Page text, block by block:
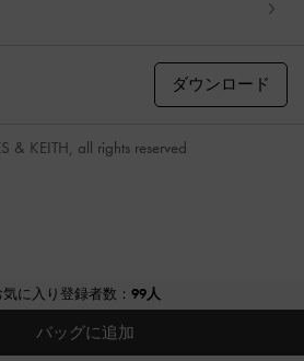
に入り登録者数： 99人
バッグに追加
ダウンロード
& KEITH, all rights reserved